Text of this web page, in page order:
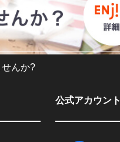
んか?
公式アカウント